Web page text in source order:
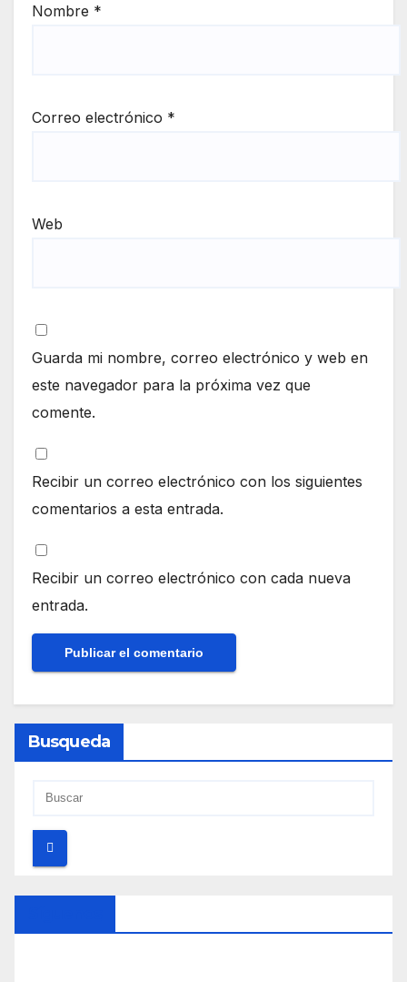
Nombre *
Correo electrónico *
Web
Guarda mi nombre, correo electrónico y web en
este navegador para la próxima vez que
comente.
Recibir un correo electrónico con los siguientes
comentarios a esta entrada.
Recibir un correo electrónico con cada nueva
entrada.
Busqueda